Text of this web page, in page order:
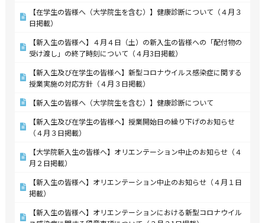
【在学生の皆様へ（大学院生を含む）】健康診断について（４月３
日掲載）
【新入生の皆様へ】４月４日（土）の新入生の皆様への「配付物の
受け渡し」の終了時刻について（４月3日掲載）
【新入生及び在学生の皆様へ】新型コロナウイルス感染症に関する
授業実施の対応方針（４月３日掲載）
【新入生の皆様へ（大学院生を含む）】健康診断について
【新入生及び在学生の皆様へ】授業開始日の繰り下げのお知らせ
（４月３日掲載）
【大学院新入生の皆様へ】オリエンテーション中止のお知らせ（４
月２日掲載）
【新入生の皆様へ】オリエンテーション中止のお知らせ（４月１日
掲載）
【新入生の皆様へ】オリエンテーションにおける新型コロナウイル